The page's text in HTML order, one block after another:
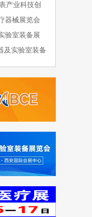
产业科技创
器械展览会
验室装备展
及实验室装备